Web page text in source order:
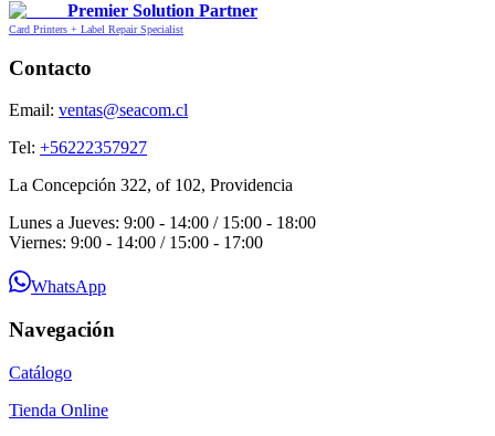
Premier Solution Partner
Card Printers + Label Repair Specialist
Contacto
Email: ventas@seacom.cl
Tel: +56222357927
La Concepción 322, of 102, Providencia
Lunes a Jueves: 9:00 - 14:00 / 15:00 - 18:00
Viernes: 9:00 - 14:00 / 15:00 - 17:00
WhatsApp
Navegación
Catálogo
Tienda Online